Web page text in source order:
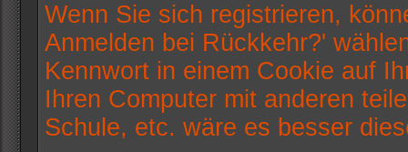
Wenn Sie sich registrieren,
Anmelden bei Rückkehr?'
Kennwort in einem Cookie auf
Ihren Computer mit anderen
Schule, etc. wäre es besser